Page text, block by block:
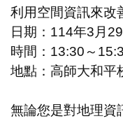
利用空間資訊來改
日期：114年3月29
時間：13:30～
地點：高師大和平
無論您是對地理資